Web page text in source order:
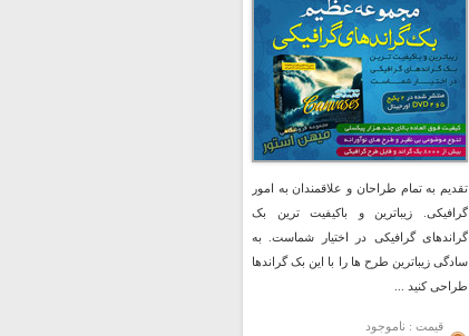
تقدیم به تمام طراحان و علاقمندان به امور
گرافیکی. زیباترین و باکیفیت ترین بک
گراندهای گرافیکی در اختیار شماست. به
سادگی زیباترین طرح ها را با این بک گراندها
طراحی کنید ...
قیمت : ناموجود